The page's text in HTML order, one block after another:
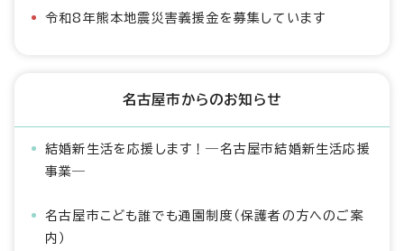
令和8年熊本地震災害義援金を募集しています
名古屋市からのお知らせ
結婚新生活を応援します！―名古屋市結婚新生活応援
事業―
名古屋市こども誰でも通園制度（保護者の方へのご案
内）